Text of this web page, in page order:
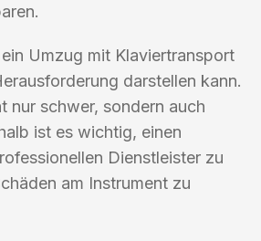
Umzug mit Klaviertransport
darstellen kann.
nur schwer, sondern auch
ist es wichtig, einen
Dienstleister zu
am Instrument zu